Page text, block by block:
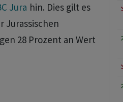
Jura hin. Dies gilt es
Jurassischen
28 Prozent an Wert